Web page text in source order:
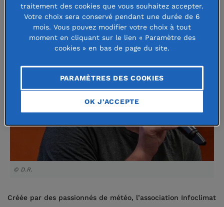
© D.R.
Créée par des passionnés de météo, l’association Infoclimat
traitement des cookies que vous souhaitez accepter.
Votre choix sera conservé pendant une durée de 6
mois. Vous pouvez modifier votre choix à tout
moment en cliquant sur le lien « Paramètre des
cookies » en bas de page du site.
PARAMÈTRES DES COOKIES
OK J'ACCEPTE